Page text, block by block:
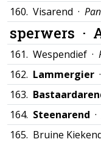
160. Visarend ·
sperwers ·
161. Wespendief ·
162. Lammergier ·
163.
164. Steenarend ·
165. Bruine